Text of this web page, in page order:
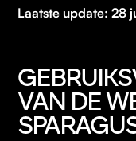
Laatste update: 28
VAN DE